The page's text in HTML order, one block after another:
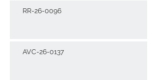
RR-26-0096
AVC-26-0137